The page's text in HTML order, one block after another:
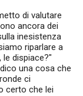
di valutare
ancora dei
inesistenza
riparlare a
dispiace?"
una cosa che
ci
certo che lei